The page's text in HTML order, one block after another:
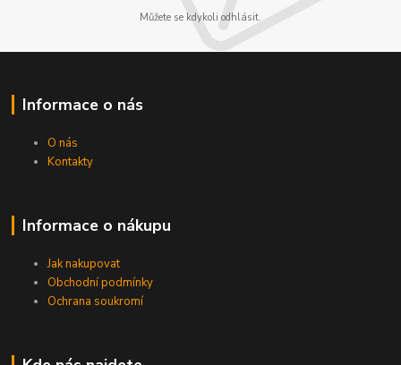
Můžete se kdykoli odhlásit.
Informace o nás
O nás
Kontakty
Informace o nákupu
Jak nakupovat
Obchodní podmínky
Ochrana soukromí